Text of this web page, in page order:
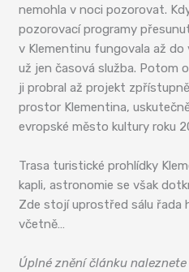
nemohla v noci pozorovat.
pozorovací programy
v Klementinu fungovala až
už jen časová služba. Potom
ji probral až projekt
prostor Klementina,
evropské město kultury roku
Trasa turistické prohlídky
kapli, astronomie se však
Zde stojí uprostřed sálu řada
včetně…
Úplné znění článku